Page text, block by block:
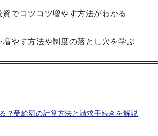
資でコツコツ増やす方法がわかる
増やす方法や制度の落とし穴を学ぶ
？受給額の計算方法と請求手続きを解説